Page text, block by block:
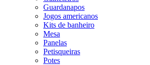
Guardanapos
Jogos americanos
Kits de banheiro
Mesa
Panelas
Petisqueiras
Potes